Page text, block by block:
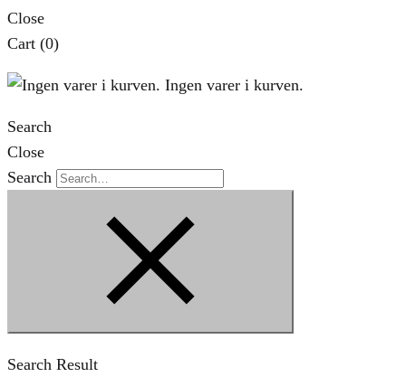
Close
Cart (0)
Ingen varer i kurven.
Search
Close
Search
Search Result